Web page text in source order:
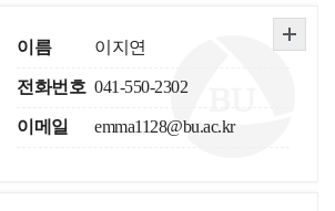
이름 이지연
전화번호 041-550-2302
이메일 emma1128@bu.ac.kr